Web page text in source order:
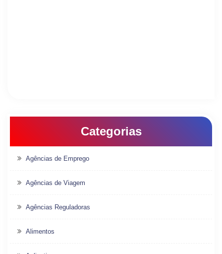
Categorias
Agências de Emprego
Agências de Viagem
Agências Reguladoras
Alimentos